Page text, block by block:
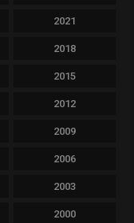
2021
2018
2015
2012
2009
2006
2003
2000